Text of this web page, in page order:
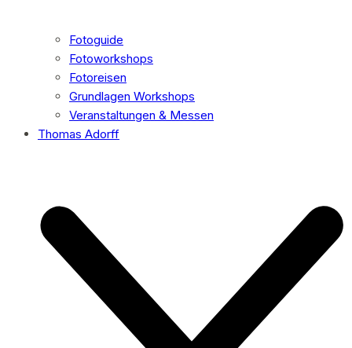
Fotoguide
Fotoworkshops
Fotoreisen
Grundlagen Workshops
Veranstaltungen & Messen
Thomas Adorff